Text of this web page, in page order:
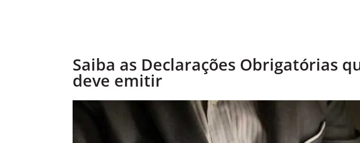
Saiba as Declarações Obrigatórias
deve emitir